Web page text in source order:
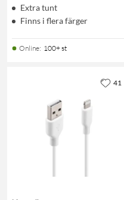
Extra tunt
Finns i flera färger
Online: 100+ st
41